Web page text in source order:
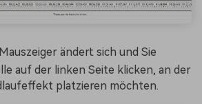
ändert sich und Sie
auf der linken Seite klicken, an der
platzieren möchten.